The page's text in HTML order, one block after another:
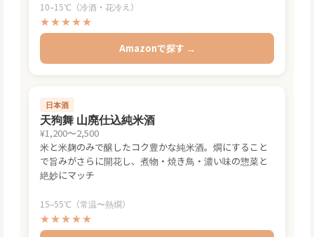
10–15℃（冷酒・花冷え）
★★★★★
Amazonで探す →
日本酒
天狗舞 山廃仕込純米酒
¥1,200〜2,500
米と米麹のみで醸したコク豊かな純米酒。燗にすること
で旨みがさらに開花し、煮物・焼き鳥・濃い味の惣菜と
絶妙にマッチ
15–55℃（常温〜熱燗）
★★★★★